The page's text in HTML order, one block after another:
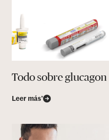
Todo sobre glucagon
Leer más’